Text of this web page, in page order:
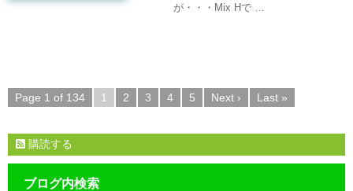
が・・・Mix Hで …
Page 1 of 134 1 2 3 4 5 Next › Last »
購読する
ブログ内検索